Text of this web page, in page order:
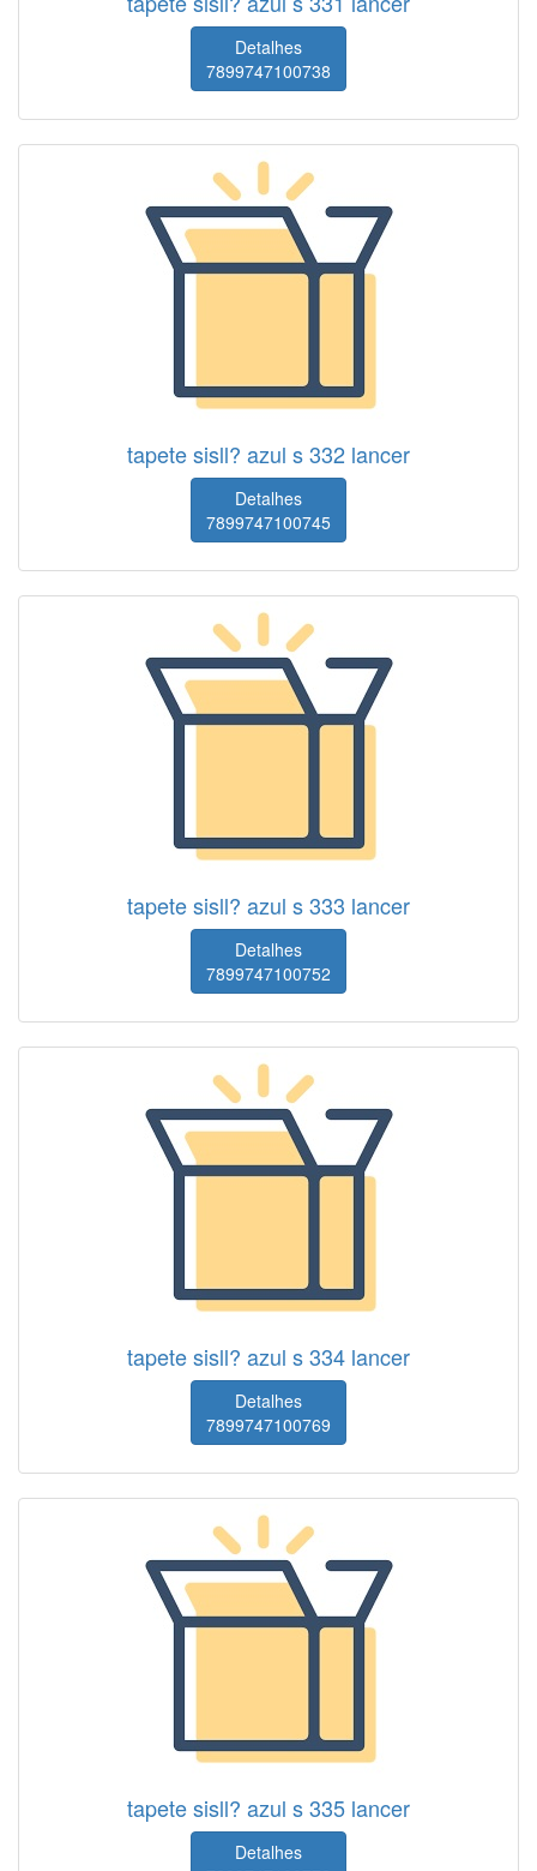
Detalhes
7899747100738
tapete sisll? azul s 332 lancer
Detalhes
7899747100745
tapete sisll? azul s 333 lancer
Detalhes
7899747100752
tapete sisll? azul s 334 lancer
Detalhes
7899747100769
tapete sisll? azul s 335 lancer
Detalhes